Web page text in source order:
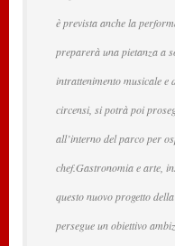
è prevista anche la
preparerà una pietanza a
intrattenimento musicale
circensi, si potrà poi
all’interno del parco per
chef.Gastronomia e arte,
questo nuovo progetto
persegue un obiettivo